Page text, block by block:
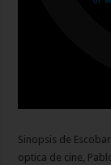
Sinopsis de
optica de cine,